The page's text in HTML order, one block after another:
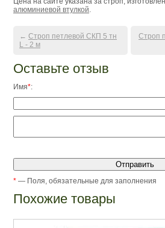
алюминиевой втулкой.
← Строп петлевой СКП 5 тн
L - 2 м
Строп
Оставьте отзыв
Имя*:
* — Поля, обязательные для заполнения
Похожие товары